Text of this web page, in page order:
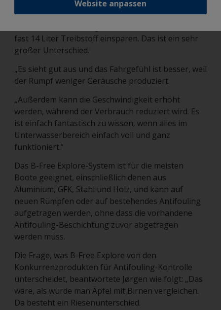
großen Boot fast unglaublich.
fast 14 Liter Treibstoff einsparen. Das ist ein sehr
großer Unterschied.
„Es sieht gut aus und das Fahrgefühl ist besser, weil
der Rumpf weniger Geräusche produziert.
„Außerdem kann die Geschwindigkeit erhöht
werden, während der Verbrauch reduziert wird. Es
ist einfach fantastisch zu wissen, wenn alles im
Unterwasserbereich einfach voll und ganz
funktioniert.“
Das B-Free Explore-System ist für die meisten
Boote geeignet, einschließlich denen aus
Aluminium, GFK, Stahl und Holz, und kann auf
neuen Rümpfen oder auf bestehendes Antifouling
aufgetragen werden, ohne dass die vorhandene
Antifouling-Beschichtung zuvor abgetragen
werden muss.
Die Frage, was B-Free Explore von den
Konkurrenzprodukten für Antifouling-Kontrolle
unterscheidet, beantwortete Jørgen wie folgt: „Das
wäre, als würde man Äpfel mit Birnen vergleichen.
Da besteht ein Riesenunterschied.
Website anpassen